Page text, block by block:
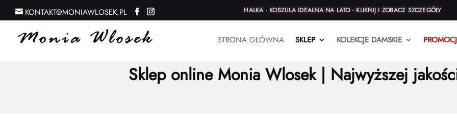
HALKA - KOSZULA IDEALNA NA LATO - KLIKNIJ I ZOBACZ SZCZEGÓŁY
KONTAKT@MONIAWLOSEK.PL
STRONA GŁÓWNA SKLEP KOLEKCJE DAMSKIE
Sklep online Monia Wlosek | Najwyższej